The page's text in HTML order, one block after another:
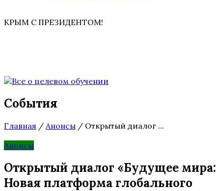
КРЫМ С ПРЕЗИДЕНТОМ!
События
Главная / Анонсы / Открытый диалог ...
Анонсы
Открытый диалог «Будущее мира:
Новая платформа глобального